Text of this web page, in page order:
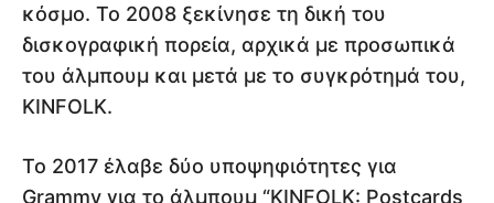
κόσμο. Το 2008 ξεκίνησε τη δική του
δισκογραφική πορεία, αρχικά με προσωπικά
του άλμπουμ και μετά με το συγκρότημά του,
KINFOLK.
Το 2017 έλαβε δύο υποψηφιότητες για
Grammy για το άλμπουμ “KINFOLK: Postcards